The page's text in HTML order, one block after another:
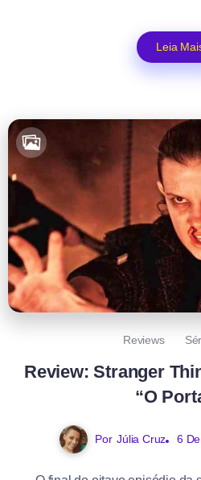
Leia
Reviews
Review: Stranger
“O
Por Júlia Cruz 6